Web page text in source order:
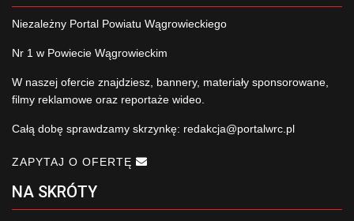
Niezależny Portal Powiatu Wągrowieckiego
Nr 1 w Powiecie Wągrowieckim
W naszej ofercie znajdziesz, bannery, materiały sponsorowane,
filmy reklamowe oraz reportaże wideo.
Całą dobę sprawdzamy skrzynkę: redakcja@portalwrc.pl
ZAPYTAJ O OFERTĘ
NA SKRÓTY